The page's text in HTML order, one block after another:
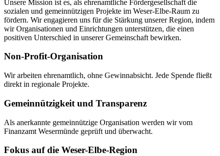
Unsere Mission ist es, als ehrenamtliche Fördergesellschaft die
sozialen und gemeinnützigen Projekte im Weser-Elbe-Raum zu
fördern. Wir engagieren uns für die Stärkung unserer Region, indem
wir Organisationen und Einrichtungen unterstützen, die einen
positiven Unterschied in unserer Gemeinschaft bewirken.
Non-Profit-Organisation
Wir arbeiten ehrenamtlich, ohne Gewinnabsicht. Jede Spende fließt
direkt in regionale Projekte.
Gemeinnützigkeit und Transparenz
Als anerkannte gemeinnützige Organisation werden wir vom
Finanzamt Wesermünde geprüft und überwacht.
Fokus auf die Weser-Elbe-Region